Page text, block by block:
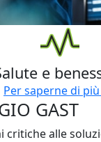
e
Per saperne di più
GAST
critiche alle